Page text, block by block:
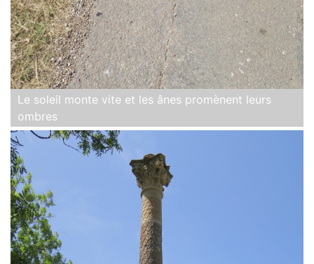
Le soleil monte vite et les ânes promènent leurs
ombres